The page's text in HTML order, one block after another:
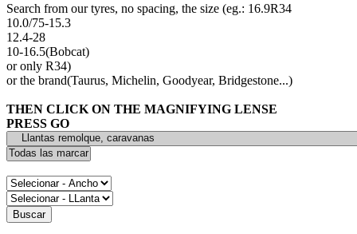
Search from our tyres, no spacing, the size (eg.: 16.9R34
10.0/75-15.3
12.4-28
10-16.5(Bobcat)
or only R34)
or the brand(Taurus, Michelin, Goodyear, Bridgestone...)
THEN CLICK ON THE MAGNIFYING LENSE
PRESS GO